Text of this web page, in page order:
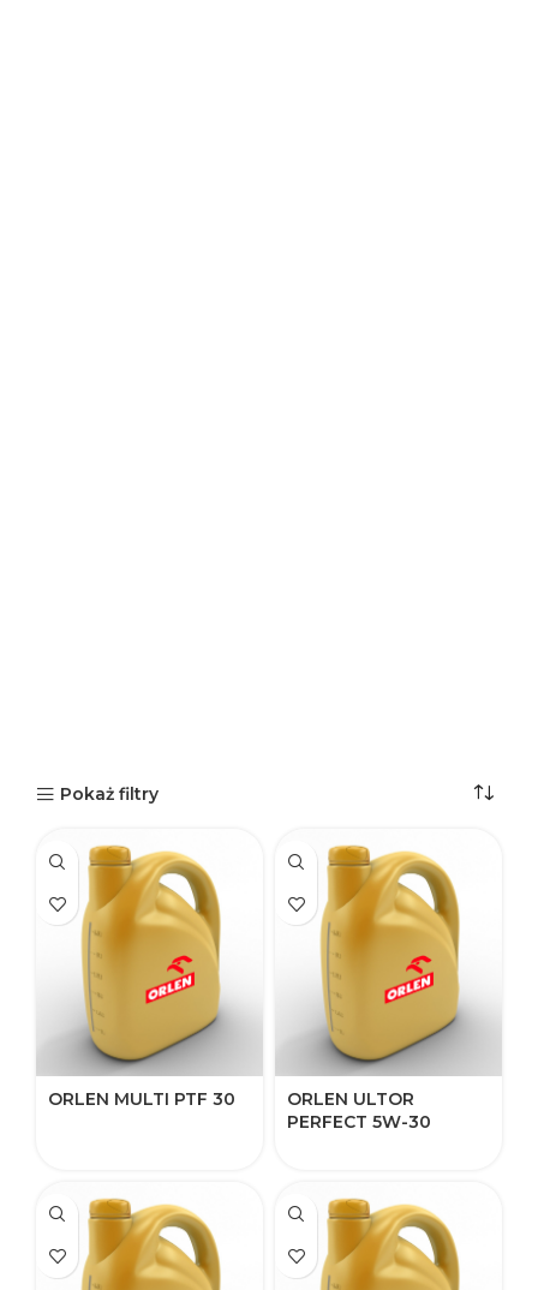
Pokaż filtry
ORLEN MULTI PTF 30​
ORLEN ​ULTOR
PERFECT 5W-30​​​​